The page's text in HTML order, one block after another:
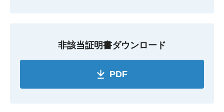
非該当証明書ダウンロード
PDF